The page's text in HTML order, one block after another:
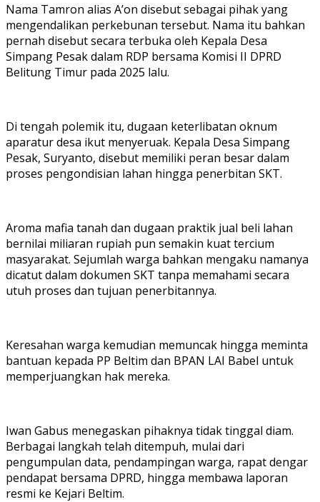
Nama Tamron alias A’on disebut sebagai pihak yang
mengendalikan perkebunan tersebut. Nama itu bahkan
pernah disebut secara terbuka oleh Kepala Desa
Simpang Pesak dalam RDP bersama Komisi II DPRD
Belitung Timur pada 2025 lalu.
Di tengah polemik itu, dugaan keterlibatan oknum
aparatur desa ikut menyeruak. Kepala Desa Simpang
Pesak, Suryanto, disebut memiliki peran besar dalam
proses pengondisian lahan hingga penerbitan SKT.
Aroma mafia tanah dan dugaan praktik jual beli lahan
bernilai miliaran rupiah pun semakin kuat tercium
masyarakat. Sejumlah warga bahkan mengaku namanya
dicatut dalam dokumen SKT tanpa memahami secara
utuh proses dan tujuan penerbitannya.
Keresahan warga kemudian memuncak hingga meminta
bantuan kepada PP Beltim dan BPAN LAI Babel untuk
memperjuangkan hak mereka.
Iwan Gabus menegaskan pihaknya tidak tinggal diam.
Berbagai langkah telah ditempuh, mulai dari
pengumpulan data, pendampingan warga, rapat dengar
pendapat bersama DPRD, hingga membawa laporan
resmi ke Kejari Beltim.